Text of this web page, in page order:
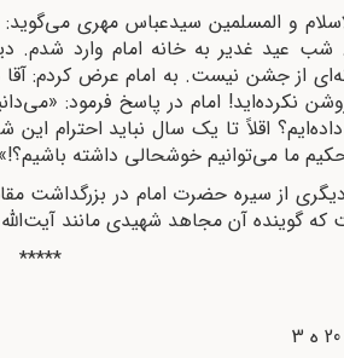
و المسلمین سیدعباس مهری
عید غدیر به خانه امام وارد شدم.
از جشن نیست. به امام عرض کردم:
نکرده‌اید! امام در پاسخ فرمود:
اقلاً تا یک سال نباید احترام
ما می‌توانیم خوشحالی داشته باشیم؟!»
دیگری از سیره حضرت امام در
که گوینده آن مجاهد شهیدی مانند
*****